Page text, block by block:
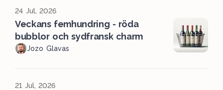
24 Jul, 2026
Veckans femhundring - röda
bubblor och sydfransk charm
Jozo Glavas
21 Jul, 2026